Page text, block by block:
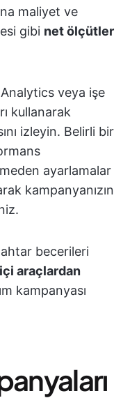
maliyet ve
gibi net ölçütler
veya işe
kullanarak
izleyin. Belirli bir
ayarlamalar
kampanyanızın
becerileri
araçlardan
kampanyası